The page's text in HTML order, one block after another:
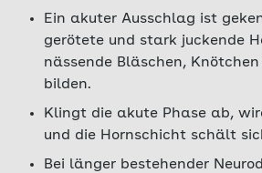
Ein akuter Ausschlag ist
gerötete und stark juckende
nässende Bläschen, Knötchen
bilden.
Klingt die akute Phase ab,
und die Hornschicht schält
Bei länger bestehender